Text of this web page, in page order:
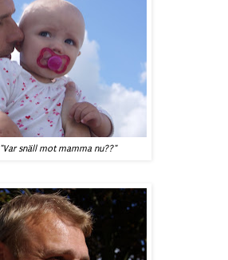
"Var snäll mot mamma nu??"